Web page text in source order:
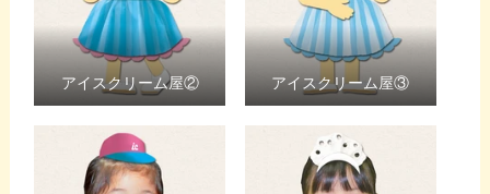
アイスクリーム屋② アイスクリーム屋③